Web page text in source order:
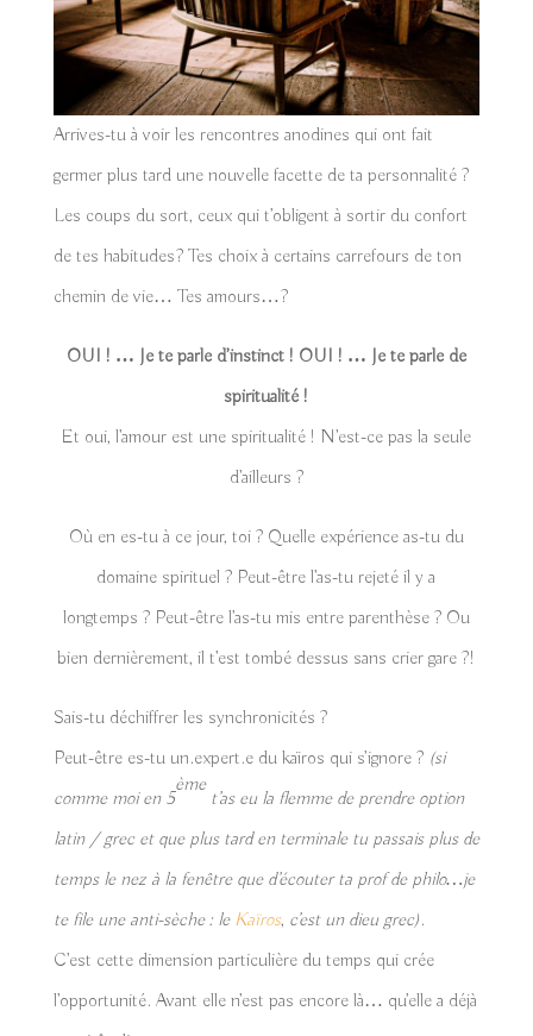
Arrives-tu à voir les rencontres anodines qui ont fait
germer plus tard une nouvelle facette de ta personnalité ?
Les coups du sort, ceux qui t’obligent à sortir du confort
de tes habitudes? Tes choix à certains carrefours de ton
chemin de vie… Tes amours…?
OUI ! … Je te parle d’instinct ! OUI ! … Je te parle de
spiritualité !
Et oui, l’amour est une spiritualité ! N’est-ce pas la seule
d’ailleurs ?
Où en es-tu à ce jour, toi ? Quelle expérience as-tu du
domaine spirituel ? Peut-être l’as-tu rejeté il y a
longtemps ? Peut-être l’as-tu mis entre parenthèse ? Ou
bien dernièrement, il t’est tombé dessus sans crier gare ?!
Sais-tu déchiffrer les synchronicités ?
Peut-être es-tu un.expert.e du kaïros qui s’ignore ? (si
comme moi en 5
ème
t’as eu la flemme de prendre option
latin / grec et que plus tard en terminale tu passais plus de
temps le nez à la fenêtre que d’écouter ta prof de philo…je
te file une anti-sèche : le Kaïros, c’est un dieu grec).
C’est cette dimension particulière du temps qui crée
l’opportunité. Avant elle n’est pas encore là… qu’elle a déjà